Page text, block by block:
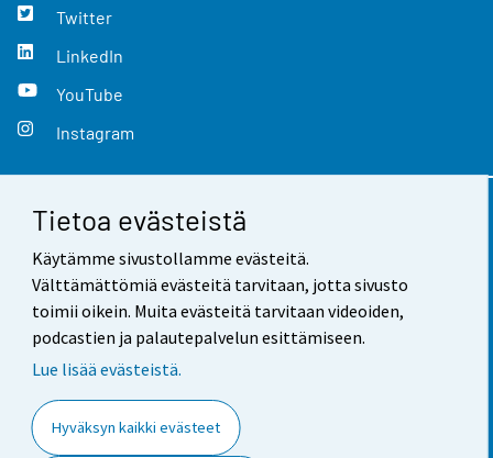
Tietoa evästeistä
Käytämme sivustollamme evästeitä.
Välttämättömiä evästeitä tarvitaan, jotta sivusto
toimii oikein. Muita evästeitä tarvitaan videoiden,
podcastien ja palautepalvelun esittämiseen.
Lue lisää evästeistä.
Hyväksyn kaikki evästeet
Twitter
LinkedIn
YouTube
Instagram
Yhteystiedot
Palaute
Käyttöehdot
Saavutettavuus
Tietoa sivustosta